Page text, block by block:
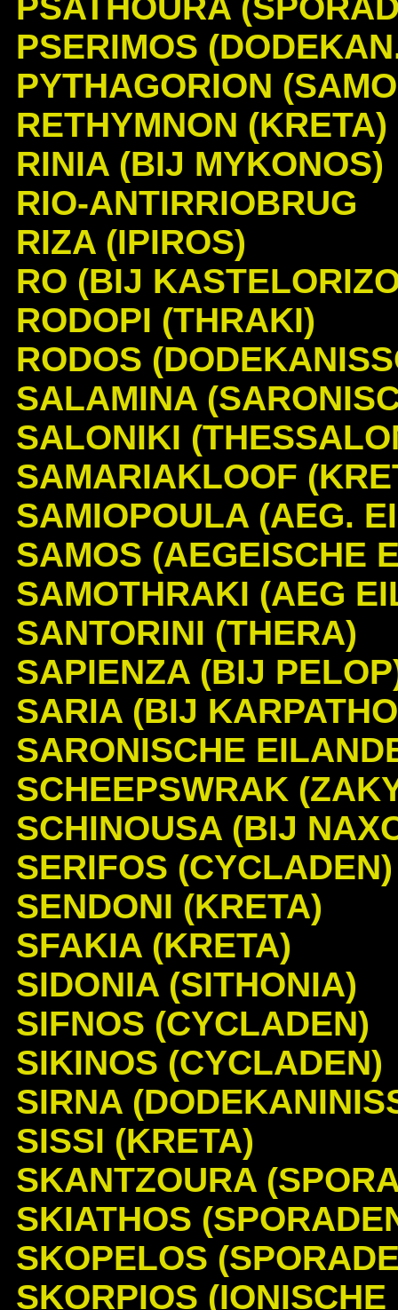
PSERIMOS
PYTHAGORION
RETHYMNON (KRETA)
RINIA (BIJ MYKONOS)
RIO-ANTIRRIOBRUG
RIZA (IPIROS)
RO (BIJ
RODOPI (THRAKI)
RODOS
SALAMINA
SALONIKI
SAMARIAKLOOF
SAMIOPOULA (AEG.
SAMOS (AEGEISCHE
SAMOTHRAKI (AEG
SANTORINI (THERA)
SAPIENZA (BIJ
SARIA (BIJ
SARONISCHE
SCHEEPSWRAK
SCHINOUSA (BIJ
SERIFOS (CYCLADEN)
SENDONI (KRETA)
SFAKIA (KRETA)
SIDONIA (SITHONIA)
SIFNOS (CYCLADEN)
SIKINOS (CYCLADEN)
SIRNA
SISSI (KRETA)
SKANTZOURA
SKIATHOS
SKOPELOS
SKORPIOS (IONISCHE